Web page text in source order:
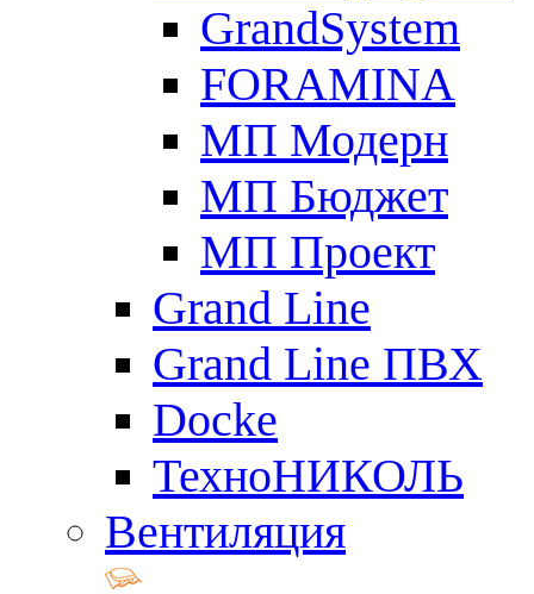
GrandSystem
FORAMINA
МП Модерн
МП Бюджет
МП Проект
Grand Line
Grand Line ПВХ
Docke
ТехноНИКОЛЬ
Вентиляция